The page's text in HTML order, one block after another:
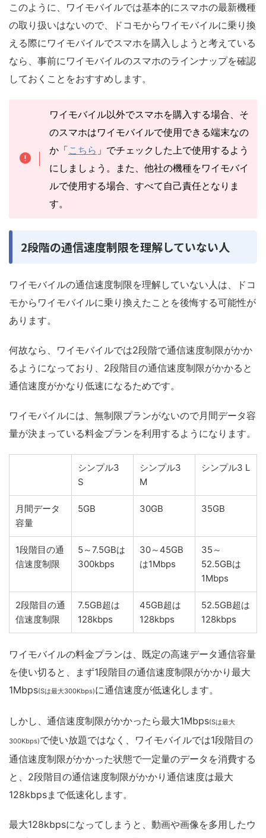
このように、ワイモバイルでは基本的にスマホの最新機種
の取り扱いはないので、ドコモからワイモバイルに乗り換
える際にワイモバイルでスマホを購入しようと考えている
なら、事前にワイモバイルのスマホのラインナップを確認
しておくことをおすすめします。
ワイモバイル以外でスマホを購入する場合、そ
のスマホはワイモバイルで使用できる端末なの
か「こちら 」でチェックした上で使用するよう
にしましょう。また、他社の機種をワイモバイ
ルで使用する場合、すべて自己責任となりま
す。
2段階の通信速度制限を理解していない人
ワイモバイルの通信速度制限を理解していない人は、ドコ
モからワイモバイルに乗り換えたことを後悔する可能性が
あります。
何故なら、ワイモバイルでは2段階で通信速度制限がかか
るようになっており、2段階目の通信速度制限がかかると
通信速度がかなり低速になるためです。
ワイモバイルには、無制限プランがないので月間データ容
量が決まっている料金プランを利用するようになります。
シンプル3
S
シンプル3
M
シンプル3 L
月間データ
容量
5GB 30GB 35GB
1段階目の通
信速度制限
5～7.5GBは
300kbps
30～45GB
は1Mbps
35～
52.5GBは
1Mbps
2段階目の通
信速度制限
7.5GB超は
128kbps
45GB超は
128kbps
52.5GB超は
128kbps
ワイモバイルの料金プランは、既定の高速データ通信容量
を使い切ると、まず1段階目の通信速度制限がかかり最大
1Mbps(Sは最大300Kbps)に通信速度が低速化します。
しかし、通信速度制限がかかったら最大1Mbps(Sは最大
300Kbps)で使い放題ではなく、ワイモバイルでは1段階目の
通信速度制限がかかった状態で一定量のデータを消費する
と、2段階目の通信速度制限がかかり通信速度は最大
128kbpsまで低速化します。
最大128kbpsになってしまうと、動画や画像を多用したウ